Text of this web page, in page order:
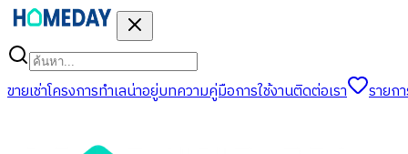
ขายเช่าโครงการทำเลน่าอยู่บทความคู่มือการใช้งานติดต่อเรา รายก